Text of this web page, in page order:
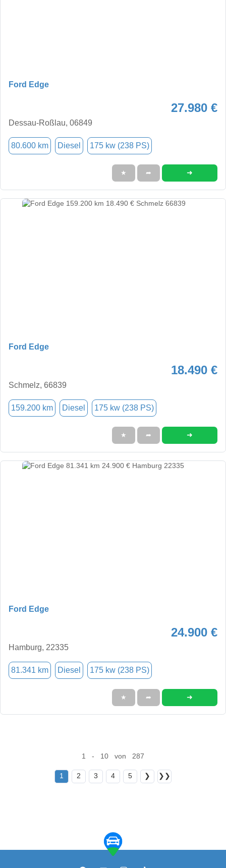
Ford Edge
27.980 €
Dessau-Roßlau, 06849
80.600 km Diesel 175 kw (238 PS)
★ ➦ ➜
Ford Edge
18.490 €
Schmelz, 66839
159.200 km Diesel 175 kw (238 PS)
★ ➦ ➜
Ford Edge
24.900 €
Hamburg, 22335
81.341 km Diesel 175 kw (238 PS)
★ ➦ ➜
1 - 10 von 287
1 2 3 4 5 ❯ ❯❯